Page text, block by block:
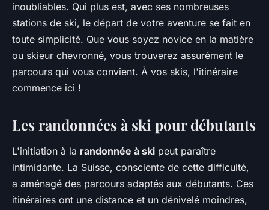
Noham•3 juin 2024•5 min de lecture
inoubliables. Qui plus est, avec ses nombreuses
stations de ski, le départ de votre aventure se fait en
toute simplicité. Que vous soyez novice en la matière
ou skieur chevronné, vous trouverez assurément le
parcours qui vous convient. À vos skis, l'itinéraire
commence ici !
Les randonnées à ski pour débutants
L'initiation à la randonnée à ski peut paraître
intimidante. La Suisse, consciente de cette difficulté,
a aménagé des parcours adaptés aux débutants. Ces
itinéraires ont une distance et un dénivelé moindres,